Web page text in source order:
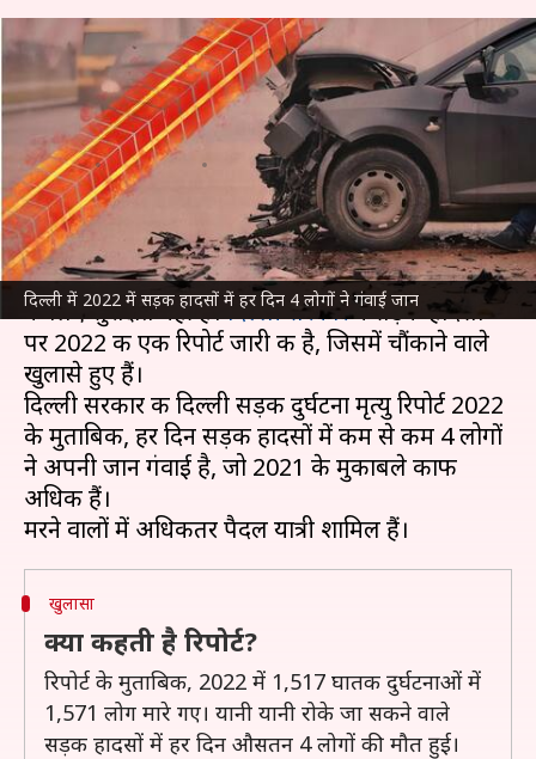
दिल्ली में 2022 में सड़क हादसों में हर दिन 4 लोगों ने गंवाई जान
दिल्ली में 2022 में प्रतिदिन सड़क
हादसे में 4 लोगों ने गंवाई जान, रिपोर्ट
में खुलासा
लेखन गजेंद्र Sep 12, 2024 02:14 pm
क्या है खबर?
दिल्लीकी जानलेवा सड़कें लापरवाही से गाड़ी चलाने वालों
के लिए सुरक्षित नहीं है।दिल्ली सरकारने सड़क हादसों
पर 2022 की एक रिपोर्ट जारी की है, जिसमें चौंकाने वाले
खुलासे हुए हैं।
दिल्ली सरकार की दिल्ली सड़क दुर्घटना मृत्यु रिपोर्ट 2022
के मुताबिक, हर दिन सड़क हादसों में कम से कम 4 लोगों
ने अपनी जान गंवाई है, जो 2021 के मुकाबले काफी
अधिक हैं।
खुलासा
क्या कहती है रिपोर्ट?
रिपोर्ट के मुताबिक, 2022 में 1,517 घातक दुर्घटनाओं में
1,571 लोग मारे गए। यानी यानी रोके जा सकने वाले
सड़क हादसों में हर दिन औसतन 4 लोगों की मौत हुई।